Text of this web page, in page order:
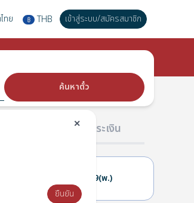
ทย ฿ THB เข้าสู่ระบบ/สมัครสมาชิก
✕
ยืนยัน
ค้นหาตั๋ว
03 การชำระเงิน
29(พ.)